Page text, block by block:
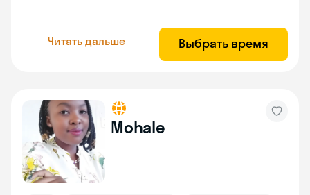
Читать дальше Выбрать время
Mohale